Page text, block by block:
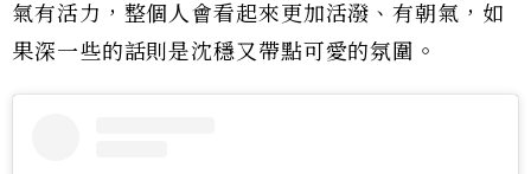
氣有活力，整個人會看起來更加活潑、有朝氣，如
果深一些的話則是沈穩又帶點可愛的氛圍。